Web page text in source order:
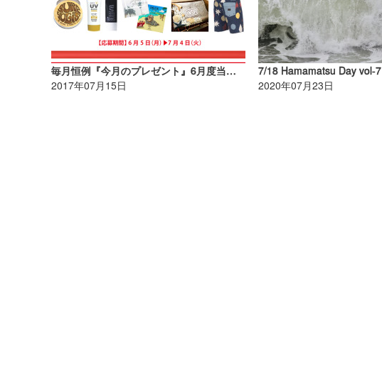
毎月恒例『今月のプレゼント』6月度当選者発表！
2017年07月15日
7/18 Hamamatsu Day vol-7
2020年07月23日